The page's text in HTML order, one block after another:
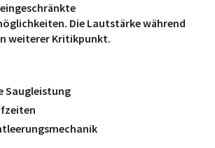
Die Lautstärke während
weiterer Kritikpunkt.
Saugleistung